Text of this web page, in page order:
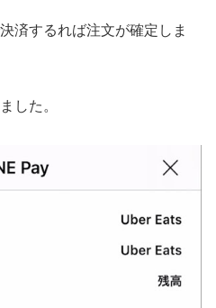
済するれば注文が確定しま
した。